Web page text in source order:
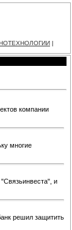
компании
многие
и
решил защитить